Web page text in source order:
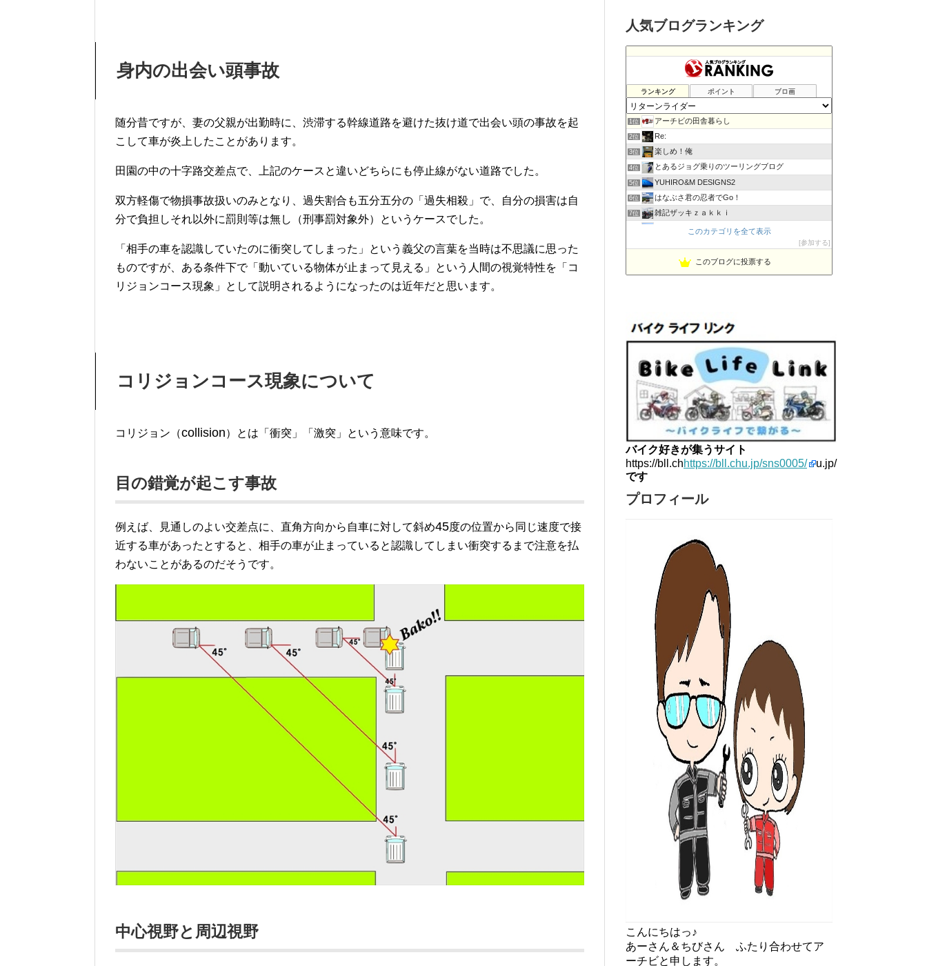
身内の出会い頭事故
随分昔ですが、妻の父親が出勤時に、渋滞する幹線道路を避けた抜け道で出会い頭の事故を起
こして車が炎上したことがあります。
田園の中の十字路交差点で、上記のケースと違いどちらにも停止線がない道路でした。
双方軽傷で物損事故扱いのみとなり、過失割合も五分五分の「過失相殺」で、自分の損害は自
分で負担しそれ以外に罰則等は無し（刑事罰対象外）というケースでした。
「相手の車を認識していたのに衝突してしまった」という義父の言葉を当時は不思議に思った
ものですが、ある条件下で「動いている物体が止まって見える」という人間の視覚特性を「コ
リジョンコース現象」として説明されるようになったのは近年だと思います。
コリジョンコース現象について
コリジョン（collision）とは「衝突」「激突」という意味です。
目の錯覚が起こす事故
例えば、見通しのよい交差点に、直角方向から自車に対して斜め45度の位置から同じ速度で接
近する車があったとすると、相手の車が止まっていると認識してしまい衝突するまで注意を払
わないことがあるのだそうです。
中心視野と周辺視野
人気ブログランキング
ランキング ポイント ブロ画
1位 アーチビの田舎暮らし
2位 Re:
3位 楽しめ！俺
4位 とあるジョグ乗りのツーリングブログ
5位 YUHIRO&M DESIGNS2
6位 はなぶさ君の忍者でGo！
7位 雑記ザッキｚａｋｋｉ
PBOYS-BLUE
◆Akira's Candid Photography
11位 ビーテック・ジャーニー
15位 ほんまもん商会
このカテゴリを全て表示
参加する
このブログに投票する
バイク好きが集うサイト
https://bll.chhttps://bll.chu.jp/sns0005/
u.jp/
です
プロフィール
こんにちはっ♪
あーさん＆ちびさん ふたり合わせてア
ーチビと申します。